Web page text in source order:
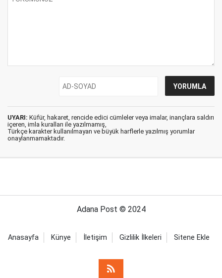
UYARI: Küfür, hakaret, rencide edici cümleler veya imalar, inançlara saldırı
içeren, imla kuralları ile yazılmamış,
Türkçe karakter kullanılmayan ve büyük harflerle yazılmış yorumlar
onaylanmamaktadır.
Adana Post © 2024
Anasayfa Künye İletişim Gizlilik İlkeleri Sitene Ekle